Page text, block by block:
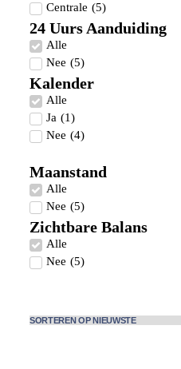
Centrale (5)
24 Uurs Aanduiding
Alle
Nee (5)
Kalender
Alle
Ja (1)
Nee (4)
Maanstand
Alle
Nee (5)
Zichtbare Balans
Alle
Nee (5)